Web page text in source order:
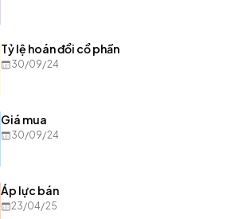
Tỷ lệ hoán đổi cổ phần
30/09/24
Giá mua
30/09/24
Áp lực bán
23/04/25